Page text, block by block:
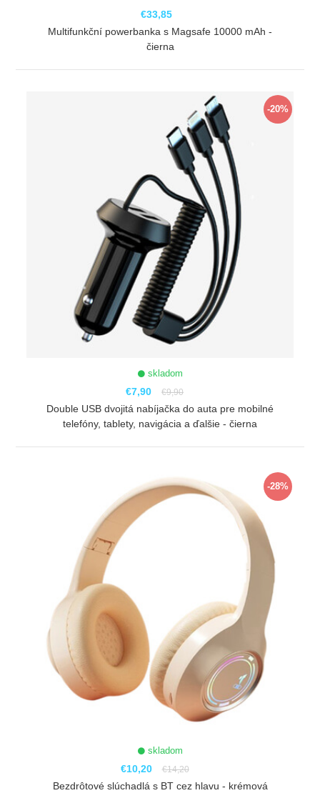
€33,85
Multifunkční powerbanka s Magsafe 10000 mAh -
čierna
-20%
skladom
€7,90 €9,90
Double USB dvojitá nabíjačka do auta pre mobilné
telefóny, tablety, navigácia a ďalšie - čierna
-28%
skladom
€10,20 €14,20
Bezdrôtové slúchadlá s BT cez hlavu - krémová